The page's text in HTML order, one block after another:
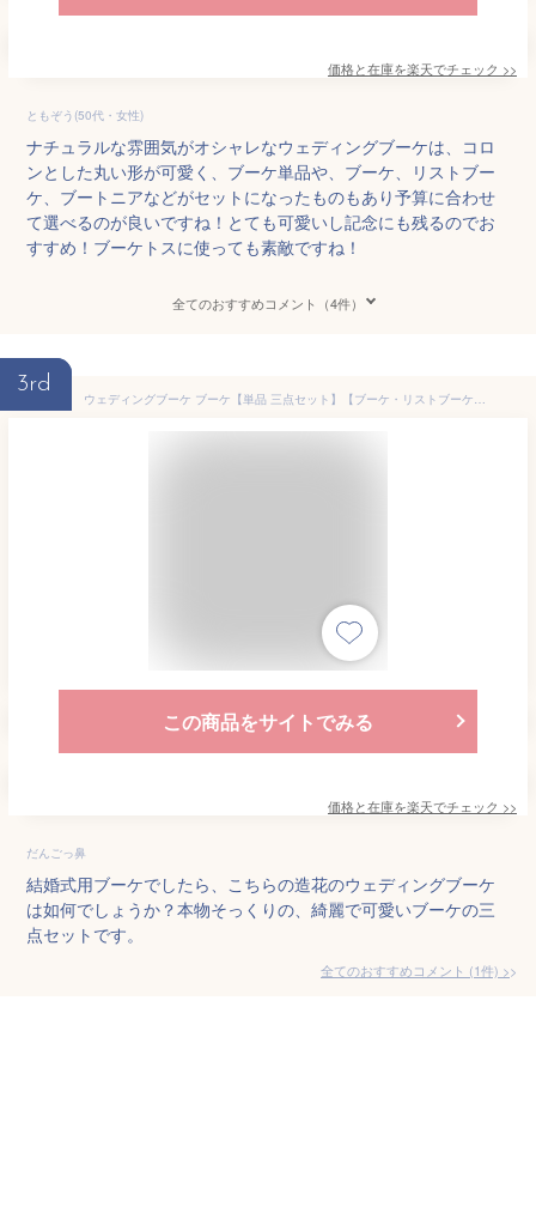
価格と在庫を楽天でチェック >>
ともぞう(50代・女性)
ナチュラルな雰囲気がオシャレなウェディングブーケは、コロ
ンとした丸い形が可愛く、ブーケ単品や、ブーケ、リストブー
ケ、ブートニアなどがセットになったものもあり予算に合わせ
て選べるのが良いですね！とても可愛いし記念にも残るのでお
すすめ！ブーケトスに使っても素敵ですね！
全てのおすすめコメント（4件）
3rd
ウェディングブーケ ブーケ【単品 三点セット】【ブーケ・リストブーケ・ブートニア】ウェディングブーケ 造花 ブライダルブーケ トスブーケ 3点セット ブートニア・リストブーケ コサージュ【ブーケサイズ：直径約24cm】【flo3y】
この商品をサイトでみる
価格と在庫を楽天でチェック >>
だんごっ鼻
結婚式用ブーケでしたら、こちらの造花のウェディングブーケ
は如何でしょうか？本物そっくりの、綺麗で可愛いブーケの三
点セットです。
全てのおすすめコメント (1件) >